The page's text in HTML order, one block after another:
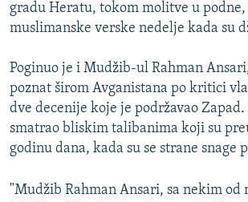
SVE KARTE DEJTONA
gradu Heratu, tokom molitve u
muslimanske verske nedelje kada su
Poginuo je i Mudžib-ul Rahman
poznat širom Avganistana po kritici
dve decenije koje je podržavao Zapad.
smatrao bliskim talibanima koji su
godinu dana, kada su se strane snage
"Mudžib Rahman Ansari, sa nekim od